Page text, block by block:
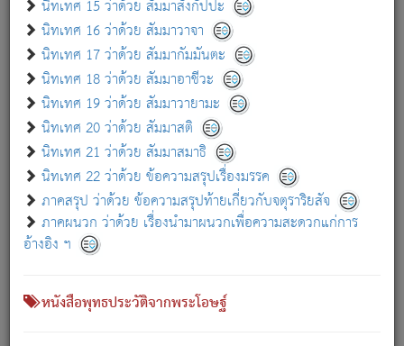
นิทเทศ 15 ว่าด้วย สัมมาสังกัปปะ
นิทเทศ 16 ว่าด้วย สัมมาวาจา
นิทเทศ 17 ว่าด้วย สัมมากัมมันตะ
นิทเทศ 18 ว่าด้วย สัมมาอาชีวะ
นิทเทศ 19 ว่าด้วย สัมมาวายามะ
นิทเทศ 20 ว่าด้วย สัมมาสติ
นิทเทศ 21 ว่าด้วย สัมมาสมาธิ
นิทเทศ 22 ว่าด้วย ข้อความสรุปเรื่องมรรค
ภาคสรุป ว่าด้วย ข้อความสรุปท้ายเกี่ยวกับจตุราริยสัจ
ภาคผนวก ว่าด้วย เรื่องนำมาผนวกเพื่อความสะดวกแก่การ
อ้างอิง ฯ
หนังสือพุทธประวัติจากพระโอษฐ์
ก่อนนำข้อมูลไปใช้ในการอ้างอิง"
เกี่ยวกับอัตถจารี|เกี่ยวกับการพัฒนา|แจ้งข้อผิดพลาด / แนะนำ
หนังสือที่เกี่ยวข้อง